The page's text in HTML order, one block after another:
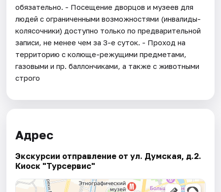
обязательно. - Посещение дворцов и музеев для
людей с ограниченными возможностями (инвалиды-
колясочники) доступно только по предварительной
записи, не менее чем за 3-е суток. - Проход на
территорию с колюще-режущими предметами,
газовыми и пр. баллончиками, а также с животными
строго
Адрес
Экскурсии отправление от ул. Думская, д.2.
Киоск "Турсервис"